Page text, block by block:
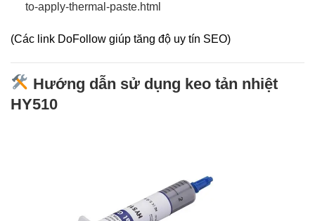
to-apply-thermal-paste.html
(Các link DoFollow giúp tăng độ uy tín SEO)
Hướng dẫn sử dụng keo tản nhiệt
HY510